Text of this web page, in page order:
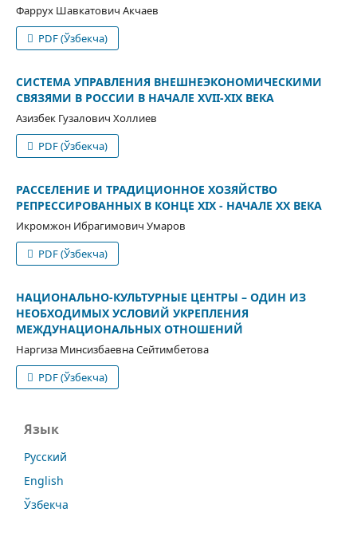
Фаррух Шавкатович Акчаев
PDF (Ўзбекча)
СИСТЕМА УПРАВЛЕНИЯ ВНЕШНЕЭКОНОМИЧЕСКИМИ
СВЯЗЯМИ В РОССИИ В НАЧАЛЕ XVII-XIX ВЕКА
Азизбек Гузалович Холлиев
PDF (Ўзбекча)
РАССЕЛЕНИЕ И ТРАДИЦИОННОЕ ХОЗЯЙСТВО
РЕПРЕССИРОВАННЫХ В КОНЦЕ XIX - НАЧАЛЕ XX ВЕКА
Икромжон Ибрагимович Умаров
PDF (Ўзбекча)
НАЦИОНАЛЬНО-КУЛЬТУРНЫЕ ЦЕНТРЫ – ОДИН ИЗ
НЕОБХОДИМЫХ УСЛОВИЙ УКРЕПЛЕНИЯ
МЕЖДУНАЦИОНАЛЬНЫХ ОТНОШЕНИЙ
Наргиза Минсизбаевна Сейтимбетова
PDF (Ўзбекча)
Язык
Русский
English
Ўзбекча